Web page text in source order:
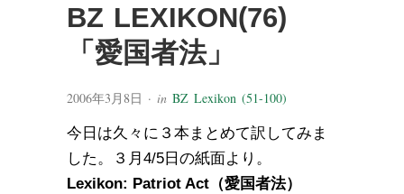
BZ LEXIKON(76)
「愛国者法」
2006年3月8日 · in BZ Lexikon (51-100)
今日は久々に３本まとめて訳してみま
した。３月4/5日の紙面より。
Lexikon: Patriot Act（愛国者法）